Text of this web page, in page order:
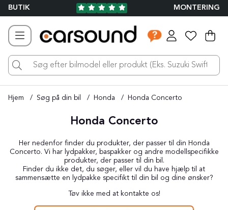
BUTIK MONTERING
.
Hjem Søg på din bil Honda Honda Concerto
Honda Concerto
Her nedenfor finder du produkter, der passer til din Honda
Concerto. Vi har lydpakker, baspakker og andre modellspecifikke
produkter, der passer til din bil.
Finder du ikke det, du søger, eller vil du have hjælp til at
sammensætte en lydpakke specifikt til din bil og dine ønsker?
Tøv ikke med at kontakte os!